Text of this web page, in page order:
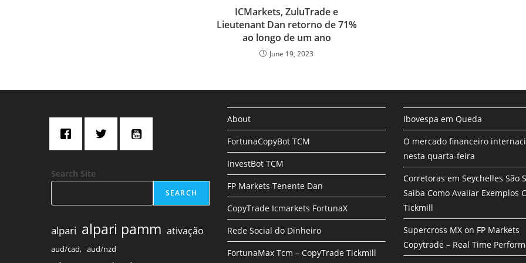
ICMarkets, ZuluTrade e
Lieutenant Dan retorno de 71%
ao longo de um ano
June 19, 2023
Search Site
SEARCH
alpari alpari pamm ativação
aud/cad, aud/nzd
About
FortunaCopyBot TCM
InvestBot TCM
FP Markets Tenente Dan
CopyTrade Icmarkets FortunaX
Rede Social do Dinheiro
FortunaMax Tcm – CopyTrade Tickmill
Ibovespa em Queda
O mercado financeiro
nesta quarta-feira
Corretoras em Seychelles São
Saiba Como Avaliar Exemplos
Tickmill
Supercross MX on FP Markets
Copytrade – Real Time